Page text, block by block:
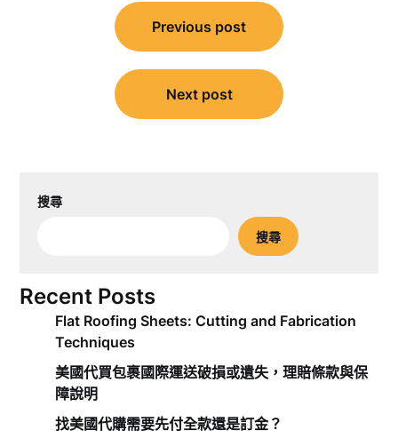
Previous post
Next post
搜尋
搜尋
Recent Posts
Flat Roofing Sheets: Cutting and Fabrication
Techniques
美國代買包裹國際運送破損或遺失，理賠條款與保
障說明
找美國代購需要先付全款還是訂金？